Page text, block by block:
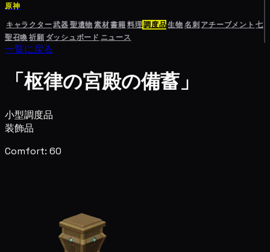
原神
キャラクター武器聖遺物素材書籍料理調度品生物名刺 アチーブメント 七
聖召喚祈願 ダッシュボード ニュース
一覧に戻る
「枢律の宮殿の備蓄」
小型調度品
装飾品
Comfort: 60